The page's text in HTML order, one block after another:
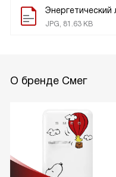
Энергетический
JPG, 81.63 KB
О бренде Смег